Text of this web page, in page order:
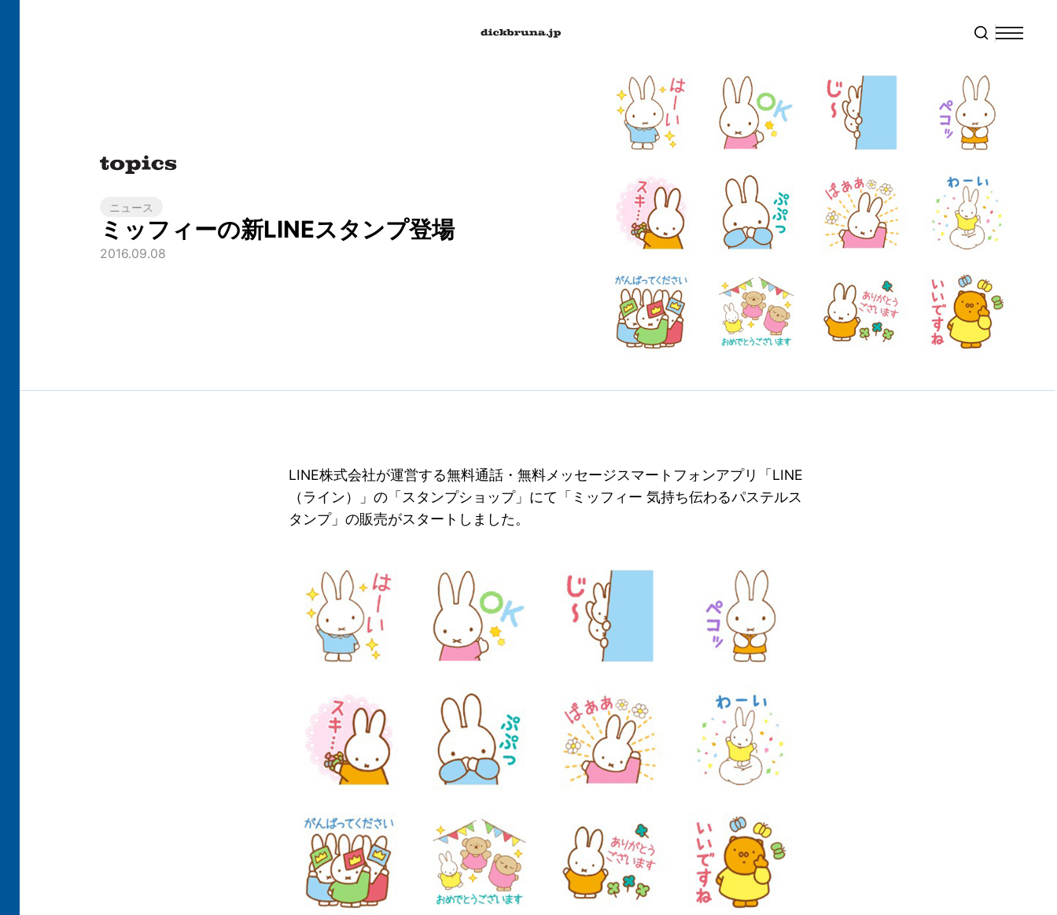
ニュース
ミッフィーの新LINEスタンプ登場
2016.09.08
LINE株式会社が運営する無料通話・無料メッセージスマートフォンアプリ「LINE
（ライン）」の「スタンプショップ」にて「ミッフィー 気持ち伝わるパステルス
タンプ」の販売がスタートしました。